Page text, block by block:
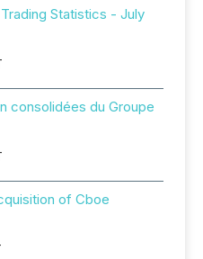
Statistics - July
consolidées du Groupe
of Cboe